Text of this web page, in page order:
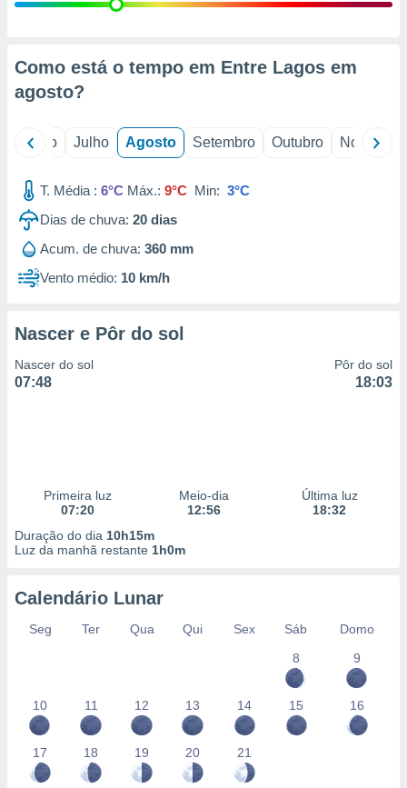
estudos
1199
Como está o tempo em Entre Lagos em
agosto?
Junho Julho Agosto Setembro Outubro Novembro
T. Média : 6°C Máx.: 9°C Min: 3°C
Dias de chuva: 20 dias
Acum. de chuva: 360 mm
Vento médio: 10 km/h
Nascer e Pôr do sol
Nascer do sol
07:48
Pôr do sol
18:03
Primeira luz
07:20
Meio-dia
12:56
Última luz
18:32
Duração do dia 10h15m
Luz da manhã restante 1h0m
Calendário Lunar
Seg Ter Qua Qui Sex Sáb
Domo
8
9
10 11 12 13 14 15 16
17 18 19 20 21